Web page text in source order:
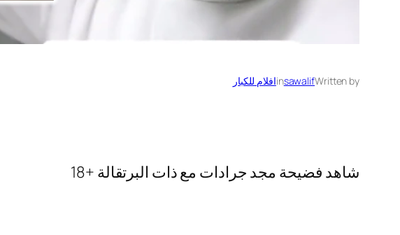
Written by
sawalif
inافلام للكبار
شاهد فضيحة مجد جرادات مع ذات البرتقالة +18